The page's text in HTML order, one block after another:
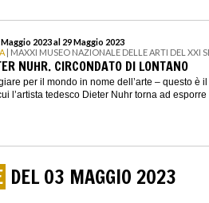
2023 al 29 Maggio 2023
| MAXXI MUSEO NAZIONALE DELLE ARTI DEL XXI
NUHR. CIRCONDATO DI LONTANO
per il mondo in nome dell’arte – questo è
l’artista tedesco Dieter Nuhr torna ad esporre
DEL 03 MAGGIO 2023